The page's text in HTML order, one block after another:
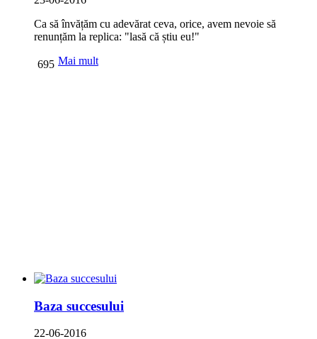
Ca să învățăm cu adevărat ceva, orice, avem nevoie să
renunțăm la replica: "lasă că știu eu!"
Mai mult
695
Baza succesului
22-06-2016